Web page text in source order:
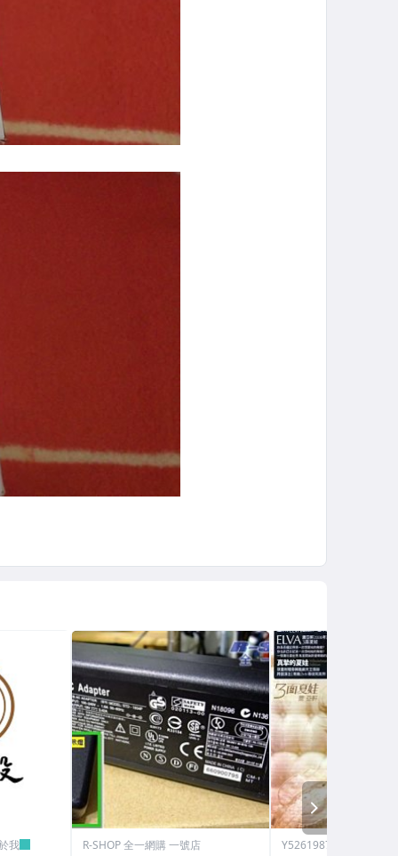
我 R-SHOP 全一網購 一號店 Y5261987112